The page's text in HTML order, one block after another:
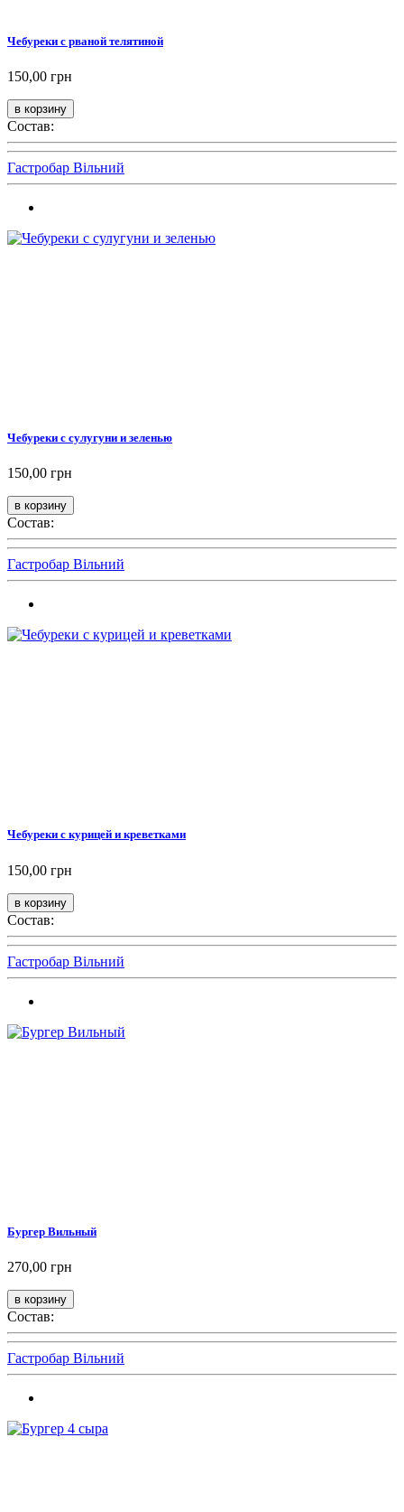
Чебуреки с рваной телятиной
150,00 грн
Состав:
Гастробар Вільний
Чебуреки с сулугуни и зеленью
150,00 грн
Состав:
Гастробар Вільний
Чебуреки с курицей и креветками
150,00 грн
Состав:
Гастробар Вільний
Бургер Вильный
270,00 грн
Состав:
Гастробар Вільний